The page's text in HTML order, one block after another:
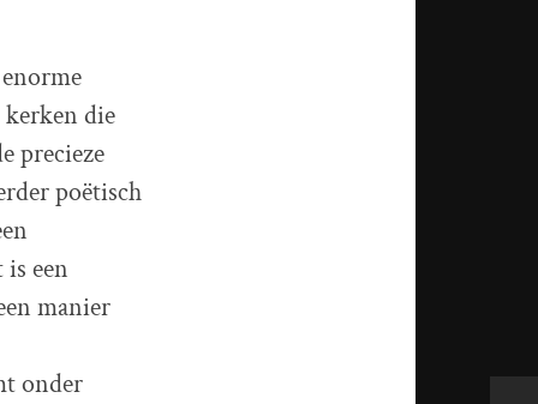
kerken die
precieze
poëtisch
een
manier
onder